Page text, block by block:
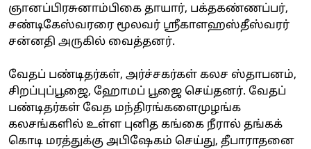
ஞானப்பிரசுனாம்பிகை தாயார், பக்தகண்ணப்பர்,
சண்டிகேஸ்வரரை மூலவர் ஸ்ரீகாளஹஸ்தீஸ்வரர்
சன்னதி அருகில் வைத்தனர்.
வேதப் பண்டிதர்கள், அர்ச்சகர்கள் கலச ஸ்தாபனம்,
சிறப்புப்பூஜை, ஹோமப் பூஜை செய்தனர். வேதப்
பண்டிதர்கள் வேத மந்திரங்களைமுழங்க
கலசங்களில் உள்ள புனித கங்கை நீரால் தங்கக்
கொடி மரத்துக்கு அபிஷேகம் செய்து, தீபாராதனை